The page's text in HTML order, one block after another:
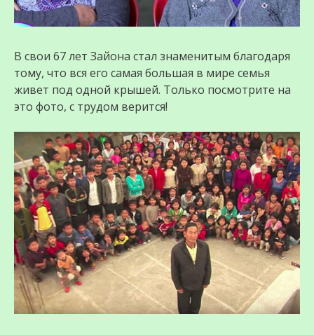
В свои 67 лет Зайона стал знаменитым благодаря
тому, что вся его самая большая в мире семья
живет под одной крышей. Только посмотрите на
это фото, с трудом верится!